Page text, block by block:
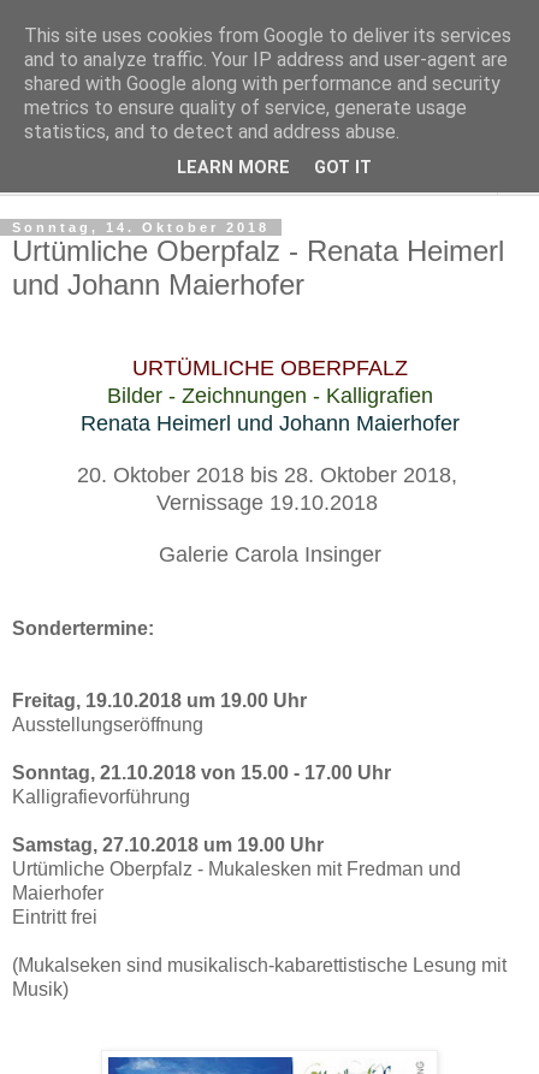
Regensburger Tagebuch
Notizen aus der nördlichsten Stadt Italiens
Sonntag, 14. Oktober 2018
Urtümliche Oberpfalz - Renata Heimerl
und Johann Maierhofer
URTÜMLICHE OBERPFALZ
Bilder - Zeichnungen - Kalligrafien
Renata Heimerl und Johann Maierhofer
20. Oktober 2018 bis 28. Oktober 2018,
Vernissage 19.10.2018
Galerie Carola Insinger
Sondertermine:
Freitag, 19.10.2018 um 19.00 Uhr
Ausstellungseröffnung
Sonntag, 21.10.2018 von 15.00 - 17.00 Uhr
Kalligrafievorführung
Samstag, 27.10.2018 um 19.00 Uhr
Urtümliche Oberpfalz - Mukalesken mit Fredman und
Maierhofer
Eintritt frei
(Mukalseken sind musikalisch-kabarettistische Lesung mit
Musik)
This site uses cookies from Google to deliver its services
and to analyze traffic. Your IP address and user-agent are
shared with Google along with performance and security
metrics to ensure quality of service, generate usage
statistics, and to detect and address abuse.
LEARN MORE GOT IT